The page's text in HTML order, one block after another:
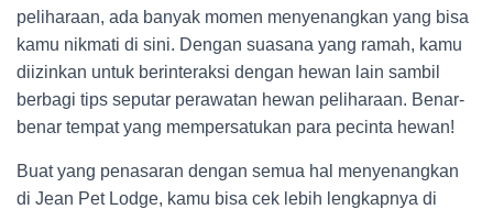
peliharaan, ada banyak momen menyenangkan yang bisa
kamu nikmati di sini. Dengan suasana yang ramah, kamu
diizinkan untuk berinteraksi dengan hewan lain sambil
berbagi tips seputar perawatan hewan peliharaan. Benar-
benar tempat yang mempersatukan para pecinta hewan!
Buat yang penasaran dengan semua hal menyenangkan
di Jean Pet Lodge, kamu bisa cek lebih lengkapnya di